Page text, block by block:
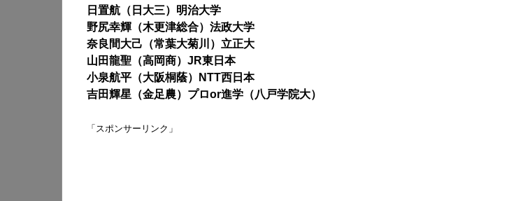
日置航（日大三）明治大学
野尻幸輝（木更津総合）法政大学
奈良間大己（常葉大菊川）立正大
山田龍聖（高岡商）JR東日本
小泉航平（大阪桐蔭）NTT西日本
吉田輝星（金足農）プロor進学（八戸学院大）
「スポンサーリンク」